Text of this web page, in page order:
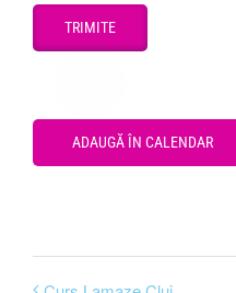
ADAUGĂ ÎN CALENDAR